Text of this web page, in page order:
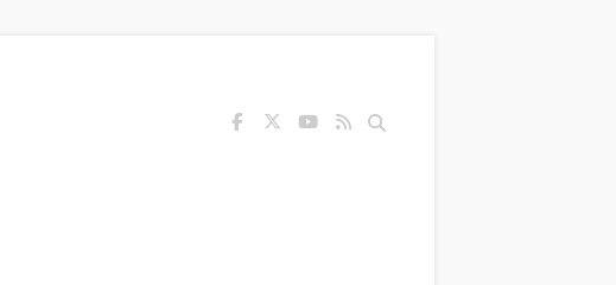
Search